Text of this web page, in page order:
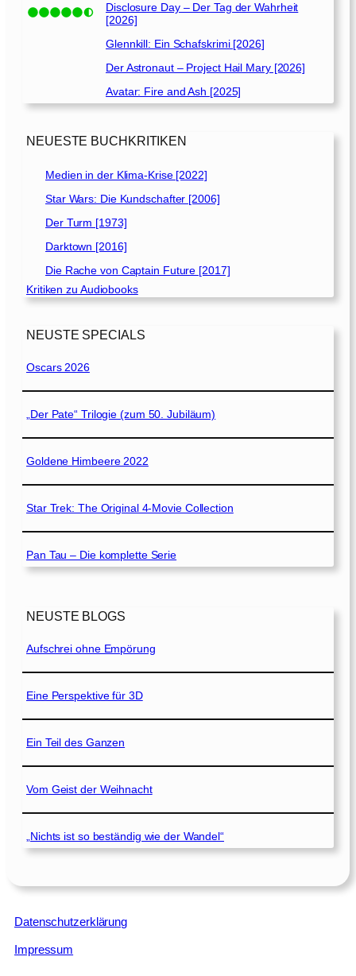
Disclosure Day – Der Tag der Wahrheit
[2026]
Glennkill: Ein Schafskrimi [2026]
Der Astronaut – Project Hail Mary [2026]
Avatar: Fire and Ash [2025]
NEUESTE BUCHKRITIKEN
Medien in der Klima-Krise [2022]
Star Wars: Die Kundschafter [2006]
Der Turm [1973]
Darktown [2016]
Die Rache von Captain Future [2017]
Kritiken zu Audiobooks
NEUSTE SPECIALS
Oscars 2026
„Der Pate“ Trilogie (zum 50. Jubiläum)
Goldene Himbeere 2022
Star Trek: The Original 4-Movie Collection
Pan Tau – Die komplette Serie
NEUSTE BLOGS
Aufschrei ohne Empörung
Eine Perspektive für 3D
Ein Teil des Ganzen
Vom Geist der Weihnacht
„Nichts ist so beständig wie der Wandel“
Datenschutzerklärung
Impressum